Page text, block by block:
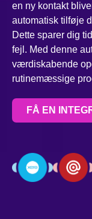
en ny kontakt
automatisk tilføje
Dette sparer dig
fejl. Med denne
værdiskabende
rutinemæssige
FÅ EN